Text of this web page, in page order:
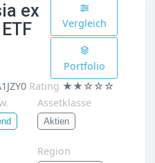
ex
Vergleich
Portfolio
Rating ★★☆☆☆
Assetklasse
Aktien
Region